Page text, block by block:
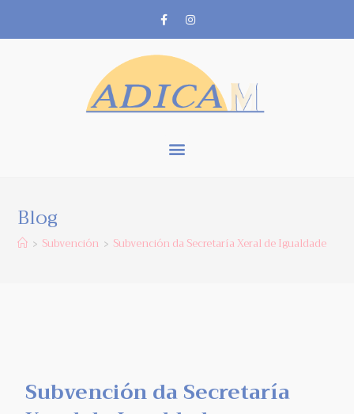
Blog
> Subvención > Subvención da Secretaría Xeral de Igualdade
Subvención da Secretaría